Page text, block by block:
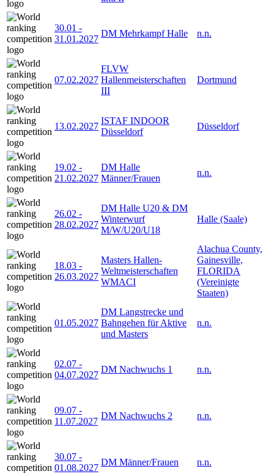
30.01 -
31.01.2027
DM Mehrkampf Halle n.n.
07.02.2027
FLVW
Hallenmeisterschaften
III
Dortmund
13.02.2027
ISTAF INDOOR
Düsseldorf
Düsseldorf
19.02 -
21.02.2027
DM Halle
Männer/Frauen
n.n.
26.02 -
28.02.2027
DM Halle U20 & DM
Winterwurf
M/W/U20/U18
Halle (Saale)
18.03 -
26.03.2027
Masters Hallen-
Weltmeisterschaften
WMACI
Alachua County,
Gainesville,
FLORIDA
(Vereinigte
Staaten)
01.05.2027
DM Langstrecke und
Bahngehen für Aktive
und Masters
n.n.
02.07 -
04.07.2027
DM Nachwuchs 1 n.n.
09.07 -
11.07.2027
DM Nachwuchs 2 n.n.
30.07 -
01.08.2027
DM Männer/Frauen n.n.